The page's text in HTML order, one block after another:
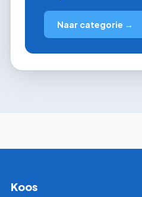
Naar categorie →
Koos